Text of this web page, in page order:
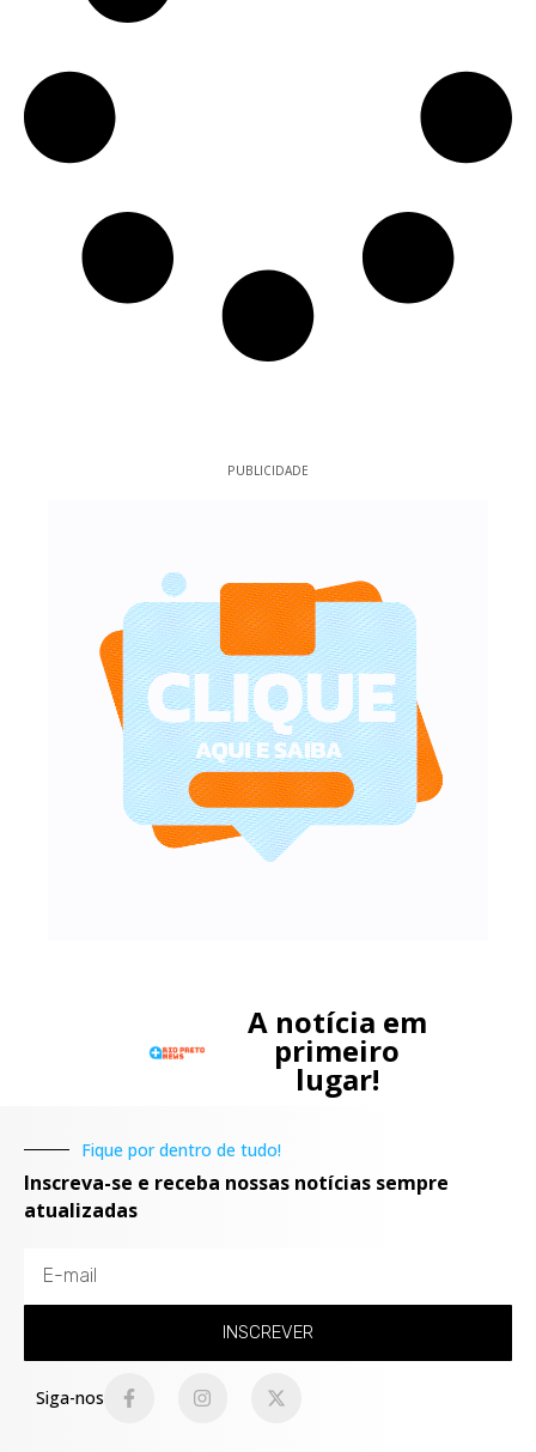
PUBLICIDADE
A notícia em
primeiro
lugar!
Fique por dentro de tudo!
Inscreva-se e receba nossas notícias sempre
atualizadas
INSCREVER
Siga-nos